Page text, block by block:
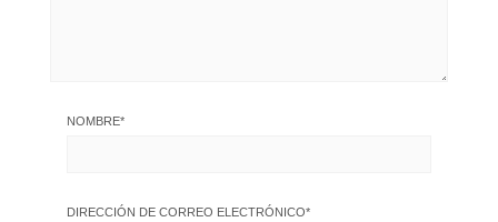
NOMBRE*
DIRECCIÓN DE CORREO ELECTRÓNICO*